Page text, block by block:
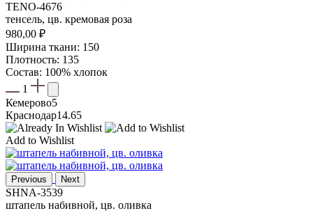
TENO-4676
тенсель, цв. кремовая роза
980,00 ₽
Ширина ткани: 150
Плотность: 135
Состав: 100% хлопок
1
Кемерово5
Краснодар14.65
Add to Wishlist
Previous Next
SHNA-3539
штапель набивной, цв. оливка